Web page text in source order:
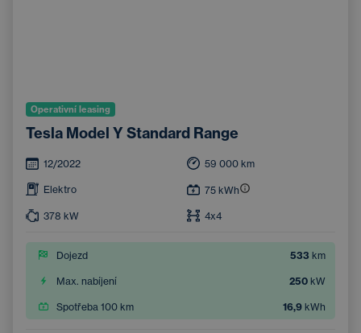
Operativní leasing
Tesla Model Y Standard Range
12/2022 59 000 km
Elektro 75 kWh
378 kW 4x4
Dojezd 533 km
Max. nabíjení 250 kW
Spotřeba 100 km 16,9 kWh